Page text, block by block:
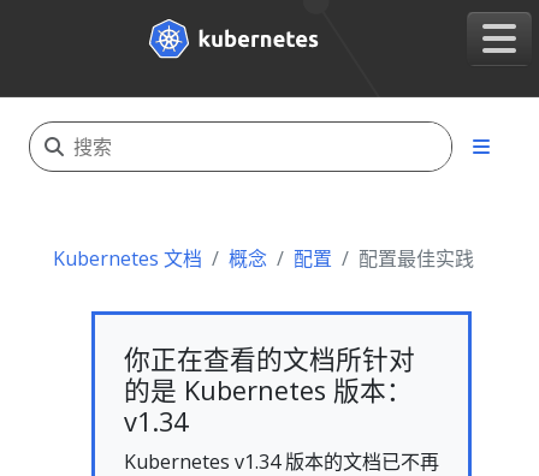
Kubernetes 文档 概念 配置 配置最佳实践
你正在查看的文档所针对
的是 Kubernetes 版本：
v1.34
Kubernetes v1.34 版本的文档已不再